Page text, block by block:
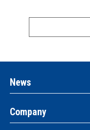
News
Company